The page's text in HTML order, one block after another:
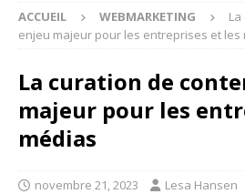
ACCUEIL WEBMARKETING
enjeu majeur pour les entreprises et les
La curation de
majeur pour les
médias
novembre 21, 2023 Lesa Hansen